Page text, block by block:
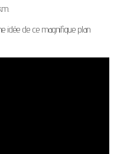
idée de ce magnifique plan